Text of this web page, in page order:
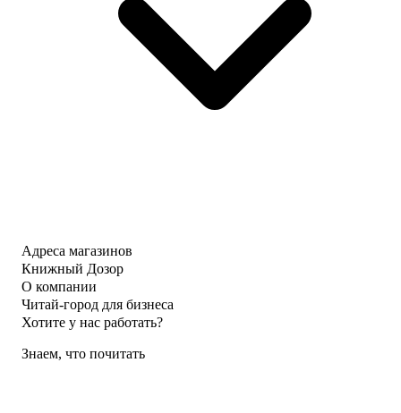
Адреса магазинов
Книжный Дозор
О компании
Читай-город для бизнеса
Хотите у нас работать?
Знаем, что почитать